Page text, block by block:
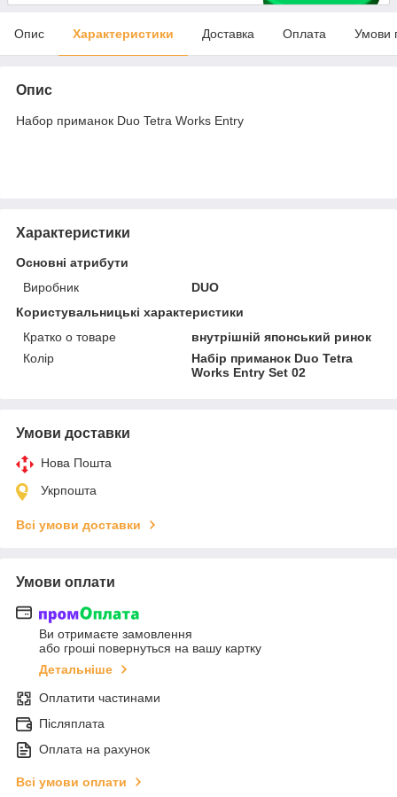
Опис Характеристики Доставка Оплата Умови
Опис
Набор приманок Duo Tetra Works Entry
Характеристики
Основні атрибути
Виробник
DUO
Користувальницькі характеристики
Кратко о товаре
внутрішній японський ринок
Колір
Набір приманок Duo Tetra
Works Entry Set 02
Умови доставки
Нова Пошта
Укрпошта
Всі умови доставки
Умови оплати
Ви отримаєте замовлення
або гроші повернуться на вашу картку
Детальніше
Оплатити частинами
Післяплата
Оплата на рахунок
Всі умови оплати